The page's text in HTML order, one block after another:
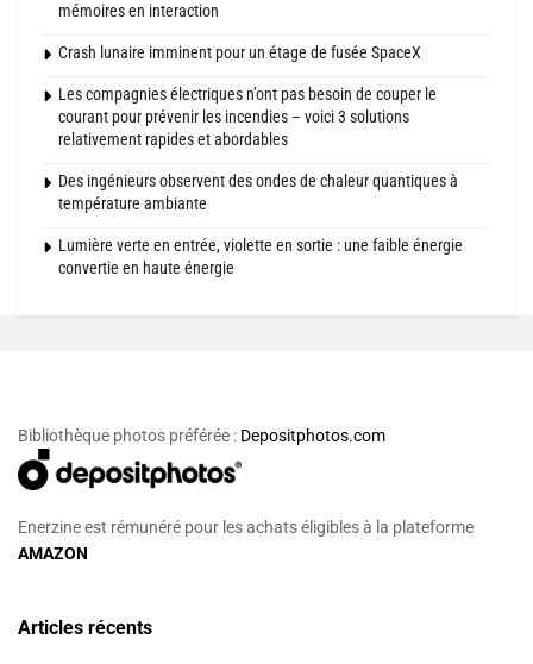
mémoires en interaction
Crash lunaire imminent pour un étage de fusée SpaceX
Les compagnies électriques n’ont pas besoin de couper le
courant pour prévenir les incendies – voici 3 solutions
relativement rapides et abordables
Des ingénieurs observent des ondes de chaleur quantiques à
température ambiante
Lumière verte en entrée, violette en sortie : une faible énergie
convertie en haute énergie
Bibliothèque photos préférée : Depositphotos.com
Enerzine est rémunéré pour les achats éligibles à la plateforme
AMAZON
Articles récents